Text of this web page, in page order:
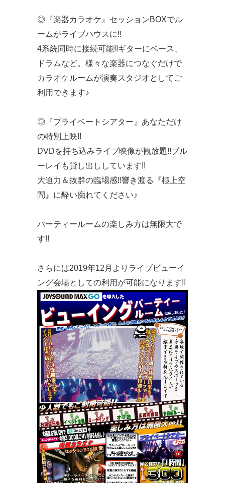
◎『楽器カラオケ』セッションBOXでル
ームがライブハウスに!!
4系統同時に接続可能!!ギターにベース、
ドラムなど。様々な楽器につなぐだけで
カラオケルームが演奏スタジオとしてご
利用できます♪
◎『プライベートシアター』あなただけ
の特別上映!!
DVDを持ち込みライブ映像が観放題!!ブル
ーレイも貸し出ししています!!
大迫力＆抜群の臨場感!!響き渡る『極上空
間』に酔い痴れてください♪
パーティールームの楽しみ方は無限大で
す!!
さらには2019年12月よりライブビューイ
ング会場としての利用が可能になります!!